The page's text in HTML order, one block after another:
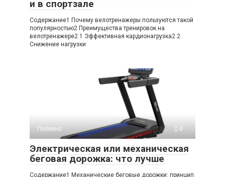
и в спортзале
Содержание1 Почему велотренажеры пользуются такой
популярностью2 Преимущества тренировок на
велотренажере2.1 Эффективная кардионагрузка2.2
Снижение нагрузки
Полезно 0
Электрическая или механическая
беговая дорожка: что лучше
Содержание1 Механические беговые дорожки: принцип